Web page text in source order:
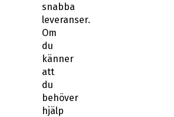
snabba
leveranser.
Om
du
känner
att
du
behöver
hjälp